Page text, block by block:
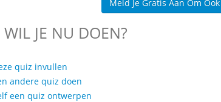
Meld Je Gratis Aan Om
JE NU DOEN?
quiz invullen
andere quiz doen
een quiz ontwerpen